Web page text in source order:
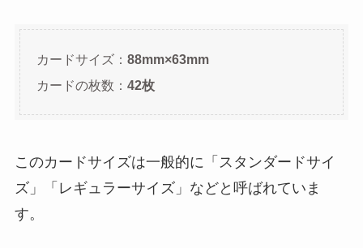
カードサイズ： 88mm×63mm
カードの枚数： 42枚
このカードサイズは一般的に「スタンダードサイ
ズ」「レギュラーサイズ」などと呼ばれていま
す。